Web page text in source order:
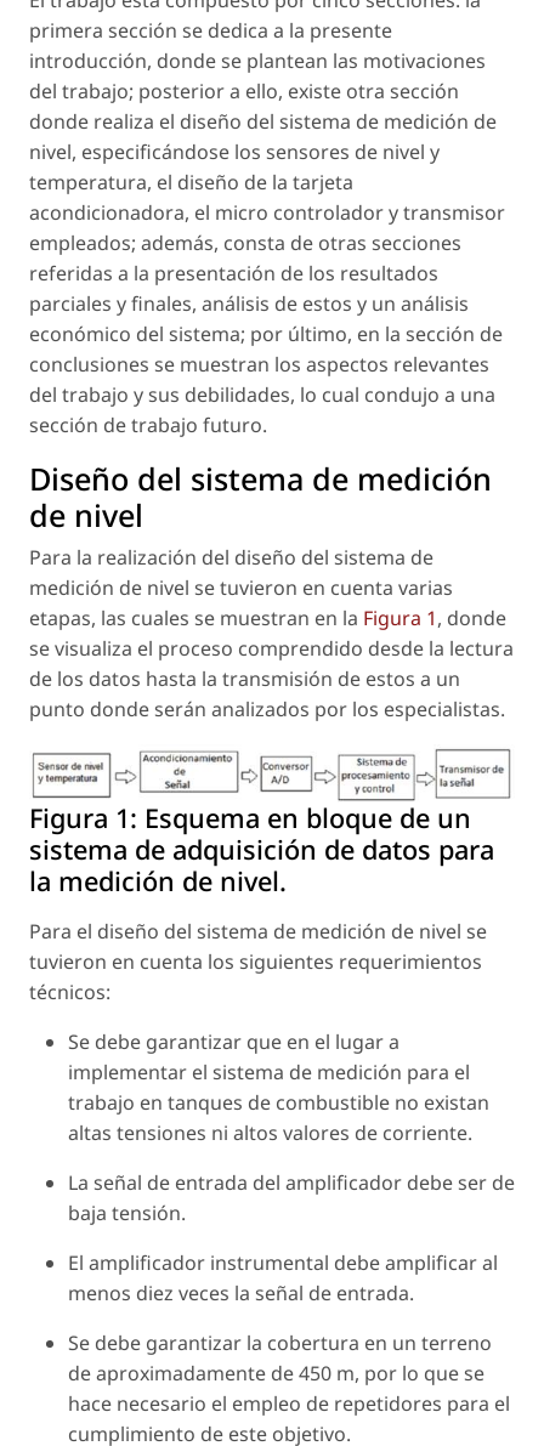
primera sección se dedica a la presente
introducción, donde se plantean las motivaciones
del trabajo; posterior a ello, existe otra sección
donde realiza el diseño del sistema de medición de
nivel, especificándose los sensores de nivel y
temperatura, el diseño de la tarjeta
acondicionadora, el micro controlador y transmisor
empleados; además, consta de otras secciones
referidas a la presentación de los resultados
parciales y finales, análisis de estos y un análisis
económico del sistema; por último, en la sección de
conclusiones se muestran los aspectos relevantes
del trabajo y sus debilidades, lo cual condujo a una
sección de trabajo futuro.
Diseño del sistema de medición
de nivel
Para la realización del diseño del sistema de
medición de nivel se tuvieron en cuenta varias
etapas, las cuales se muestran en la Figura 1, donde
se visualiza el proceso comprendido desde la lectura
de los datos hasta la transmisión de estos a un
punto donde serán analizados por los especialistas.
Figura 1: Esquema en bloque de un
sistema de adquisición de datos para
la medición de nivel.
Para el diseño del sistema de medición de nivel se
tuvieron en cuenta los siguientes requerimientos
técnicos:
Se debe garantizar que en el lugar a
implementar el sistema de medición para el
trabajo en tanques de combustible no existan
altas tensiones ni altos valores de corriente.
La señal de entrada del amplificador debe ser de
baja tensión.
El amplificador instrumental debe amplificar al
menos diez veces la señal de entrada.
Se debe garantizar la cobertura en un terreno
de aproximadamente de 450 m, por lo que se
hace necesario el empleo de repetidores para el
cumplimiento de este objetivo.